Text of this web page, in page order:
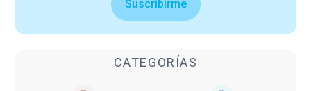
Suscribirme
CATEGORÍAS